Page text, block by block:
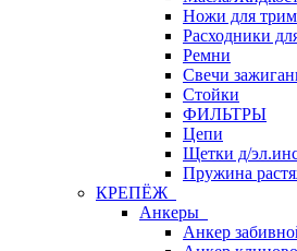
Ножи для
Расходники
Ремни
Свечи
Стойки
ФИЛЬТРЫ
Цепи
Щетки д/
Пружина
КРЕПЁЖ
Анкеры
Анкер